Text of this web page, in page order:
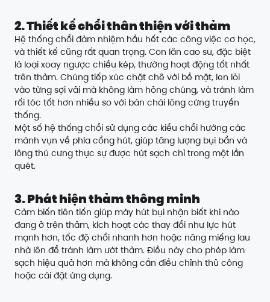
2. Thiết kế chổi thân thiện với thảm
Hệ thống chổi đảm nhiệm hầu hết các công việc cơ học,
và thiết kế cũng rất quan trọng. Con lăn cao su, đặc biệt
là loại xoay ngược chiều kép, thường hoạt động tốt nhất
trên thảm. Chúng tiếp xúc chặt chẽ với bề mặt, len lỏi
vào từng sợi vải mà không làm hỏng chúng, và tránh làm
rối tóc tốt hơn nhiều so với bàn chải lông cứng truyền
thống.
Một số hệ thống chổi sử dụng các kiểu chổi hướng các
mảnh vụn về phía cổng hút, giúp tăng lượng bụi bẩn và
lông thú cưng thực sự được hút sạch chỉ trong một lần
quét.
3. Phát hiện thảm thông minh
Cảm biến tiên tiến giúp máy hút bụi nhận biết khi nào
đang ở trên thảm, kích hoạt các thay đổi như lực hút
mạnh hơn, tốc độ chổi nhanh hơn hoặc nâng miếng lau
nhà lên để tránh làm ướt thảm. Điều này cho phép làm
sạch hiệu quả hơn mà không cần điều chỉnh thủ công
hoặc cài đặt ứng dụng.